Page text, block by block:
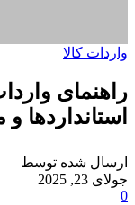
واردات کالا
راهنمای
استانداردها
ارسال شده توسط
جولای 23, 2025
0